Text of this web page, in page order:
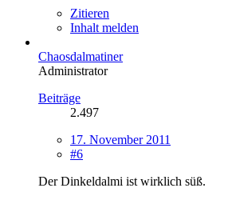
Zitieren
Inhalt melden
Chaosdalmatiner
Administrator
Beiträge
2.497
17. November 2011
#6
Der Dinkeldalmi ist wirklich süß.